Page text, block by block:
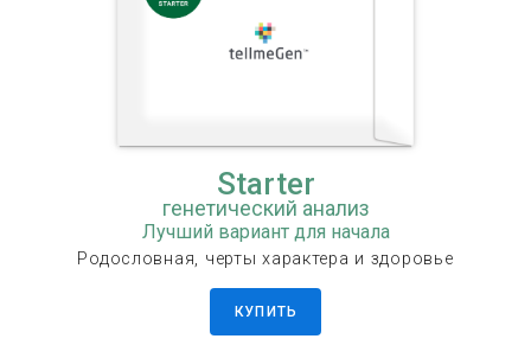
Starter
генетический анализ
Лучший вариант для начала
Родословная, черты характера и здоровье
КУПИТЬ